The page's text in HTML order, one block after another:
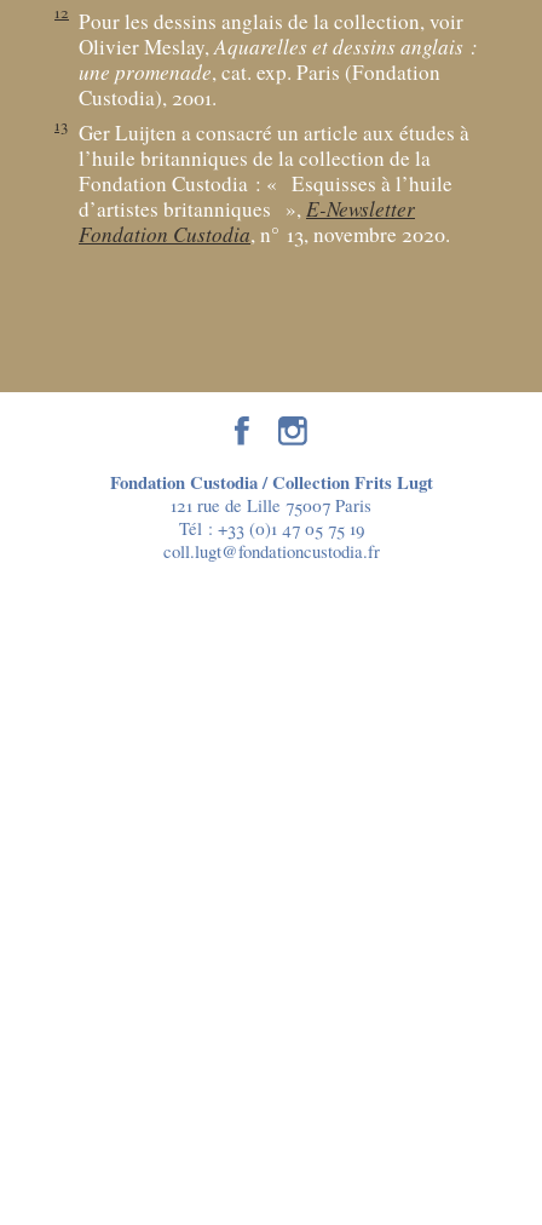
12 Pour les dessins anglais de la collection, voir
Olivier Meslay, Aquarelles et dessins anglais :
une promenade, cat. exp. Paris (Fondation
Custodia), 2001.
13 Ger Luijten a consacré un article aux études à
l’huile britanniques de la collection de la
Fondation Custodia : « Esquisses à l’huile
d’artistes britanniques
»,E-Newsletter
Fondation Custodia, n° 13, novembre 2020.
Fondation Custodia / Collection Frits Lugt
121 rue de Lille 75007 Paris
Tél : +33 (0)1 47 05 75 19
coll.lugt@fondationcustodia.fr